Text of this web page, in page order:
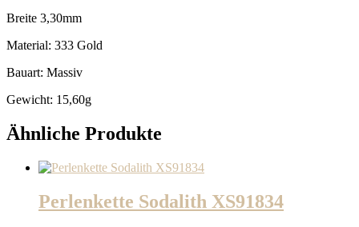
Breite 3,30mm
Material: 333 Gold
Bauart: Massiv
Gewicht: 15,60g
Ähnliche Produkte
Perlenkette Sodalith XS91834